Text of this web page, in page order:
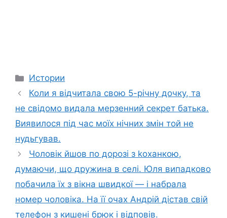
Categories
Истории
Коли я відчитала свою 5-річну дочку, та
не свідомо видала мерзенний секрет батька.
Виявилося під час моїх нічних змін той не
нудьгував.
Чоловік йшов по дорозі з kоханкою,
думаючи, що дружина в селі. Юля випадково
побачила їх з вікна швидкої — і набрала
номер чоловіка. На її очах Андрій дістав свій
телефон з кишені брюк і відповів.